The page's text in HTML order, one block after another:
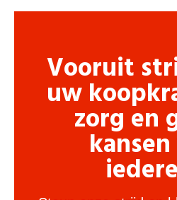
Vooruit
uw
zorg en